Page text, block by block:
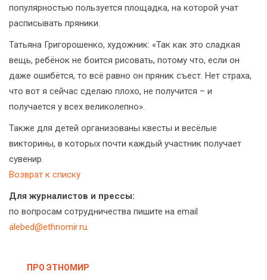
популярностью пользуется площадка, на которой учат
расписывать пряники.
Татьяна Григорошенко, художник: «Так как это сладкая
вещь, ребёнок не боится рисовать, потому что, если он
даже ошибётся, то всё равно он пряник съест. Нет страха,
что вот я сейчас сделаю плохо, не получится – и
получается у всех великолепно».
Также для детей организованы квесты и весёлые
викторины, в которых почти каждый участник получает
сувенир.
Возврат к списку
Для журналистов и прессы:
по вопросам сотрудничества пишите на email
alebed@ethnomir.ru.
ПРО ЭТНОМИР